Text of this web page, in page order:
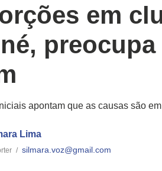
em
apontam que as causas são
Lima
/ silmara.voz@gmail.com